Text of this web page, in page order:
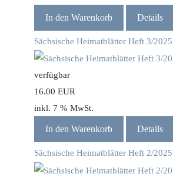
In den Warenkorb Details
Sächsische Heimatblätter Heft 3/2025
verfügbar
16.00 EUR
inkl. 7 % MwSt.
In den Warenkorb Details
Sächsische Heimatblätter Heft 2/2025